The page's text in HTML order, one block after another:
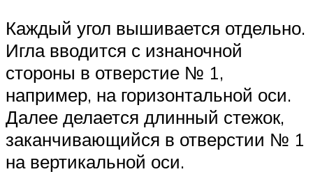
Каждый угол вышивается отдельно.
Игла вводится с изнаночной
стороны в отверстие № 1,
например, на горизонтальной оси.
Далее делается длинный стежок,
заканчивающийся в отверстии № 1
на вертикальной оси.